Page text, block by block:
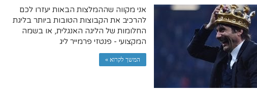
אני מקווה שההמלצות הבאות יעזרו לכם
להרכיב את הקבוצות הטובות ביותר בליגת
החלומות של הליגה האנגלית, או בשמה
המקצועי - פנטזי פרמייר ליג
המשך לקרוא »